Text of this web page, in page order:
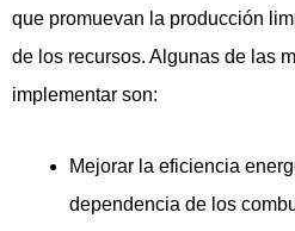
que promuevan la producción
de los recursos. Algunas de las
implementar son:
Mejorar la eficiencia
dependencia de los